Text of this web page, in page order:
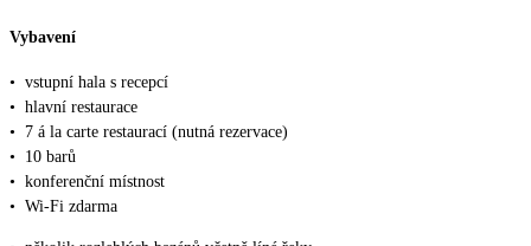
Vybavení
• vstupní hala s recepcí
• hlavní restaurace
•
7 á la carte restaurací (nutná rezervace)
•
10 barů
• konferenční místnost
• Wi-Fi zdarma